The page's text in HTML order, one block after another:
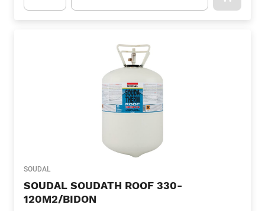
SOUDAL
SOUDAL SOUDATH ROOF 330-
120M2/BIDON